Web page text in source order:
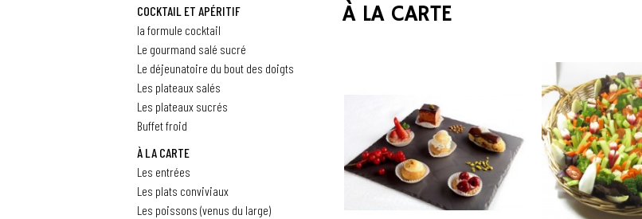
COCKTAIL ET APÉRITIF
la formule cocktail
Le gourmand salé sucré
Le déjeunatoire du bout des doigts
Les plateaux salés
Les plateaux sucrés
Buffet froid
À LA CARTE
Les entrées
Les plats conviviaux
Les poissons (venus du large)
À LA CARTE